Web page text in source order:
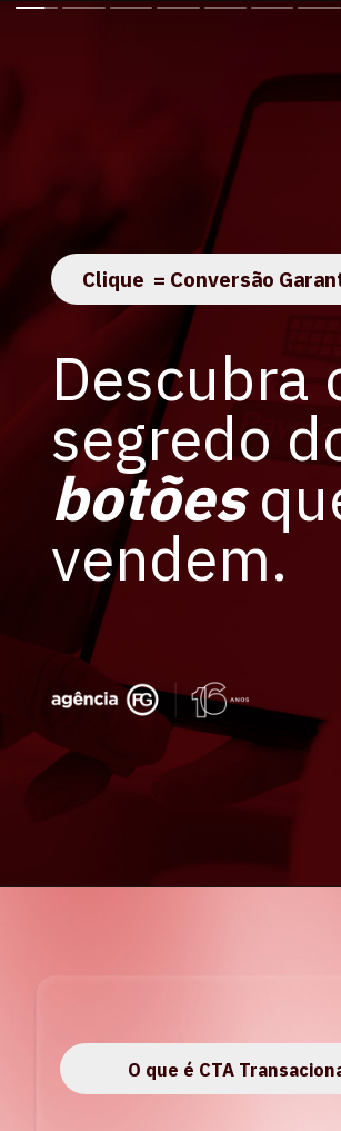
Clique = Conversão
Descubra
segredo
botões
vendem.
O que é CTA